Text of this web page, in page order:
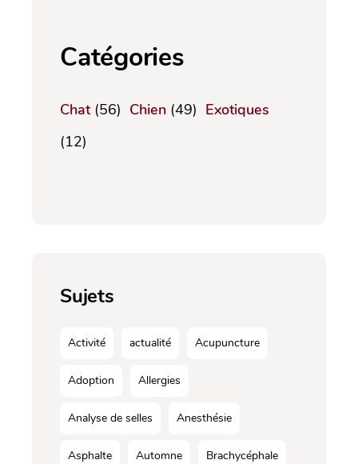
Catégories
Chat(56) Chien (49) Exotiques
(12)
Sujets
Activité actualité Acupuncture
Adoption Allergies
Analyse de selles Anesthésie
Asphalte Automne Brachycéphale